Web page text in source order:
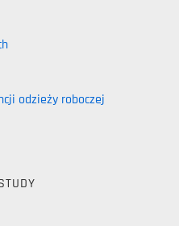
odzieży roboczej